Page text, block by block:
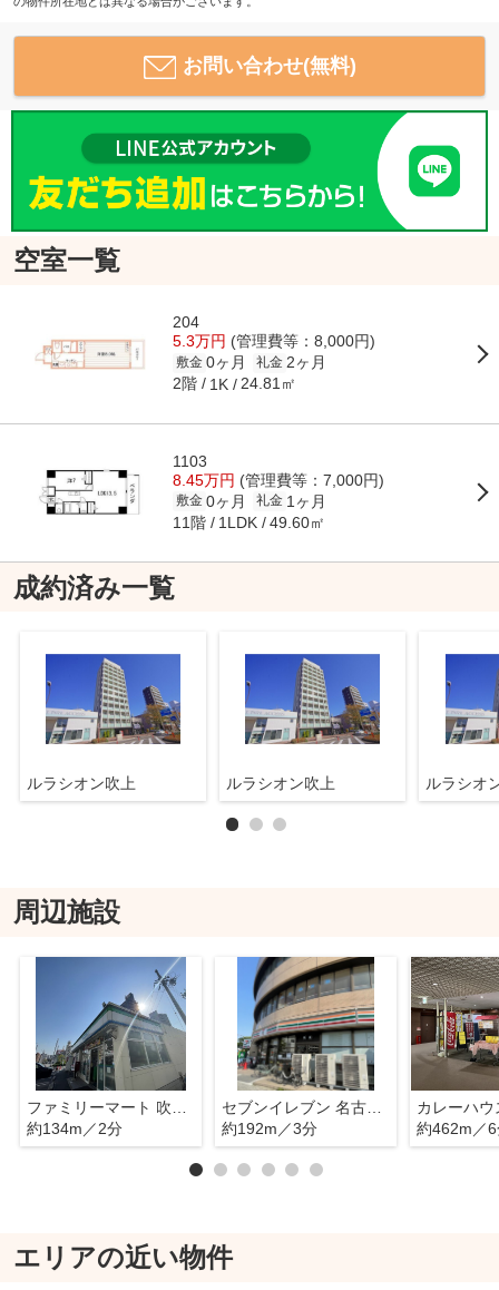
お問い合わせ(無料)
空室一覧
204
5.3万円 (管理費等：8,000円)
敷金 0ヶ月 礼金 2ヶ月
2階 1K 24.81㎡
1103
8.45万円 (管理費等：7,000円)
敷金 0ヶ月 礼金 1ヶ月
11階 1LDK 49.60㎡
成約済み一覧
ルラシオン吹上 ルラシオン吹上 ルラシオ
周辺施設
ファミリーマート 吹上駅北店
約134m／2分
セブンイレブン 名古屋吹上駅前店
約192m／3分
約462m／
エリアの近い物件